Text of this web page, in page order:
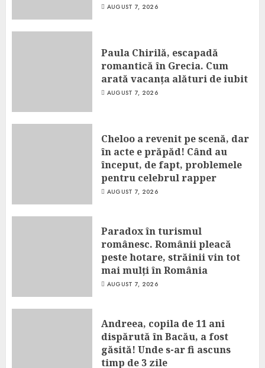
AUGUST 7, 2026
Paula Chirilă, escapadă
romantică în Grecia. Cum
arată vacanța alături de iubit
AUGUST 7, 2026
Cheloo a revenit pe scenă, dar
în acte e prăpăd! Când au
început, de fapt, problemele
pentru celebrul rapper
AUGUST 7, 2026
Paradox în turismul
românesc. Românii pleacă
peste hotare, străinii vin tot
mai mulți în România
AUGUST 7, 2026
Andreea, copila de 11 ani
dispărută în Bacău, a fost
găsită! Unde s-ar fi ascuns
timp de 3 zile